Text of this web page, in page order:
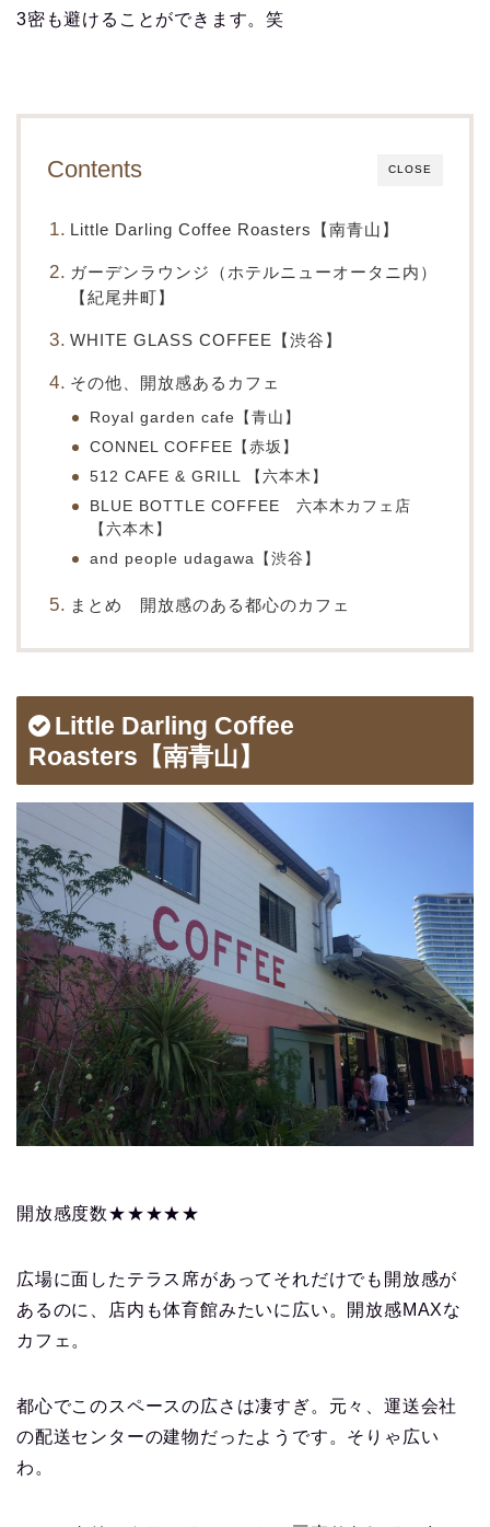
3密も避けることができます。笑
CLOSE
Contents
Little Darling Coffee Roasters【南青山】
ガーデンラウンジ（ホテルニューオータニ内）
【紀尾井町】
WHITE GLASS COFFEE【渋谷】
その他、開放感あるカフェ
Royal garden cafe【青山】
CONNEL COFFEE【赤坂】
512 CAFE & GRILL 【六本木】
BLUE BOTTLE COFFEE 六本木カフェ店
【六本木】
and people udagawa【渋谷】
まとめ 開放感のある都心のカフェ
Little Darling Coffee
Roasters【南青山】
開放感度数★★★★★
広場に面したテラス席があってそれだけでも開放感が
あるのに、店内も体育館みたいに広い。開放感MAXな
カフェ。
都心でこのスペースの広さは凄すぎ。元々、運送会社
の配送センターの建物だったようです。そりゃ広い
わ。